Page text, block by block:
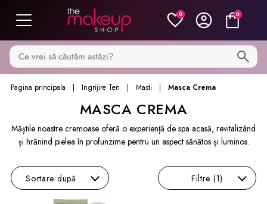
0 0
Caută pe MakeupShop
Pagina principala Ingrijire Ten Masti Masca Crema
MASCA CREMA
Măștile noastre cremoase oferă o experiență de spa acasă, revitalizând
și hrănind pielea în profunzime pentru un aspect sănătos și luminos.
Sortare după Filtre (1)